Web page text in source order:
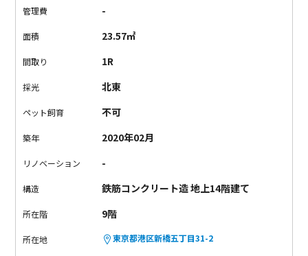
駅。ご飯は外で済ます派の方には飽きないエリアです。
管理費 -
面積 23.57㎡
間取り 1R
採光 北東
ペット飼育 不可
築年 2020年02月
リノベーション -
構造 鉄筋コンクリート造 地上14階建て
所在階 9階
所在地 東京都港区新橋五丁目31-2